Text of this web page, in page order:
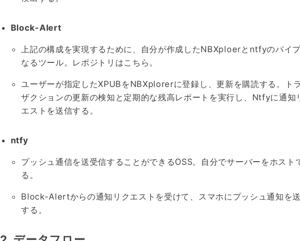
Block-Alert
上記の構成を実現するために、自分が作成したNBXploerとntfyのパイ
なるツール。レポジトリはこちら。
ユーザーが指定したXPUBをNBXplorerに登録し、更新を購読する。ト
ザクションの更新の検知と定期的な残高レポートを実行し、Ntfyに通知
エストを送信する。
ntfy
プッシュ通信を送受信することができるOSS。自分でサーバーをホスト
る。
Block-Alertからの通知リクエストを受けて、スマホにプッシュ通知を
する。